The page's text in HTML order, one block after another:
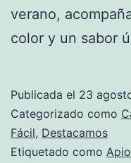
verano,
color y un sabor
Publicada el 23
Categorizado como
Fácil, Destacamos
Etiquetado como Apio